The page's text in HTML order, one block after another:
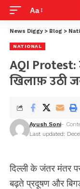
Aa
News Diggy > Blog >
NATIONAL
AQI
खिलाफ़ उठी
Last updated:
Ayush Soni-
दिल्ली के जंतर मंतर
बढ़ते प्रदूषण और